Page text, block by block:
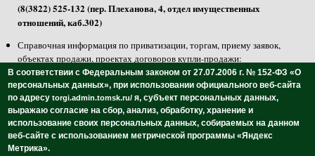
(8(3822) 525-132 (пер. Плеханова, 4, отдел имущественных
отношений, каб.302)
Справочная информация по приватизации, торгам, приему заявок,
объектах продажи, проектах договоров купли-продажи:
тел.8(3822)525-100, 525-125 (пер. Плеханова, 4, отдел приватизации,
каб.301, 304)
Осмотреть и ознакомиться с объектами продажи: тел.8(3822)511-358
-недвижимость, 8(3822)511-297 - транспорт (пр. Ленина, 108, МБУ
«Томский городской центр инвентаризации и учета»)
В соответствии с Федеральным законом от 27.07.2006 г. № 152-ФЗ «О
персональных данных», при использовании официального веб-сайта
по адресуtorgi.admin.tomsk.ru/ я, субъект персональных данных,
выражаю согласие на сбор, анализ, обработку, хранение и
использование своих персональных данных, собираемых на данном
веб-сайте с использованием метрической программы «Яндекс
Метрика».